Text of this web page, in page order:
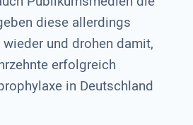
diese allerdings
und drohen damit,
erfolgreich
in Deutschland